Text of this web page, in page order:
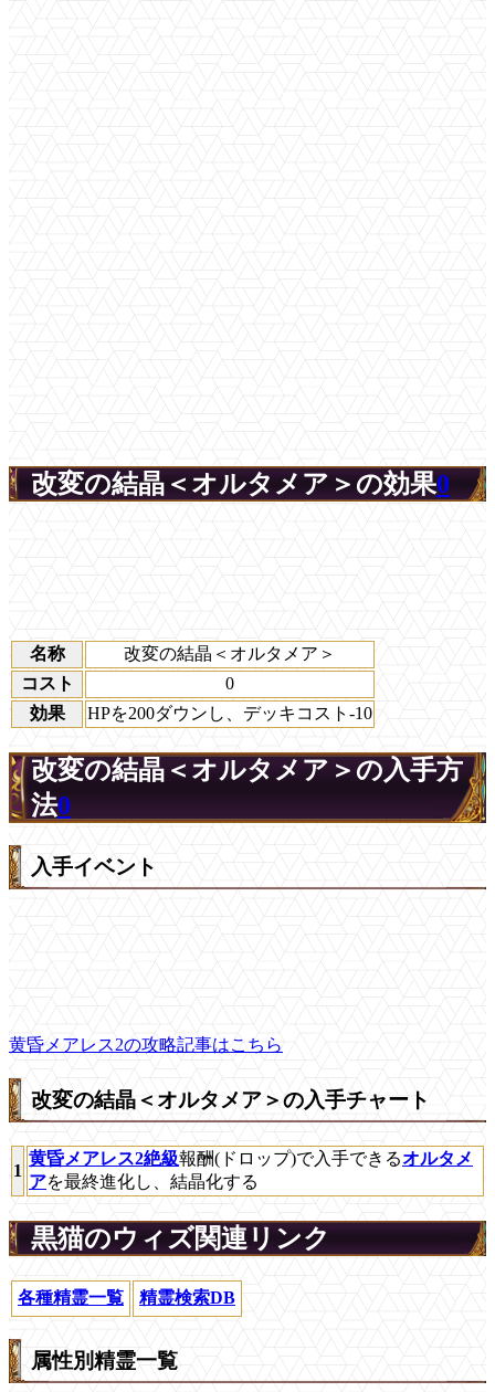
改変の結晶＜オルタメア＞の効果0
名称
改変の結晶＜オルタメア＞
コスト
0
効果
HPを200ダウンし、デッキコスト-10
改変の結晶＜オルタメア＞の入手方
法0
入手イベント
黄昏メアレス2の攻略記事はこちら
改変の結晶＜オルタメア＞の入手チャート
1
黄昏メアレス2絶級報酬(ドロップ)で入手できるオルタメ
アを最終進化し、結晶化する
黒猫のウィズ関連リンク
各種精霊一覧 精霊検索DB
属性別精霊一覧